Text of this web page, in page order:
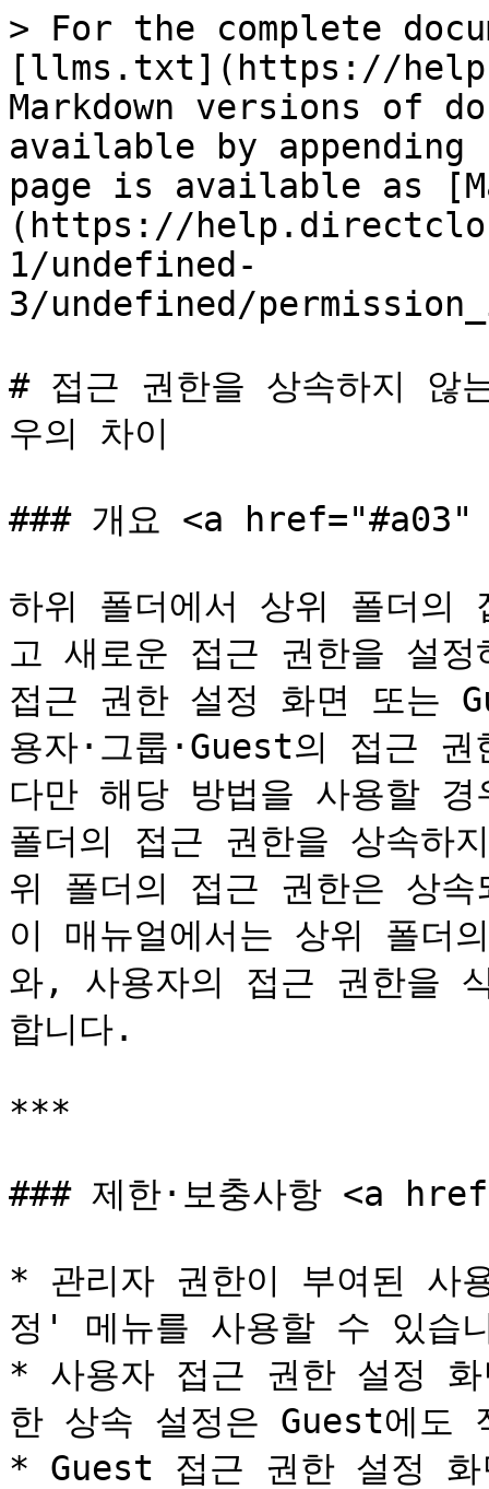
> For the complete
[llms.txt](https://
Markdown versions of
available by
page is available as
(https://
1/undefined-
3/undefined/
# 접근 권한을 상속하지 않
우의 차이
### 개요 <a
하위 폴더에서 상위 폴더의
고 새로운 접근 권한을 설정
접근 권한 설정 화면 또는
용자·그룹·Guest의 접근
다만 해당 방법을 사용할
폴더의 접근 권한을 상속하
위 폴더의 접근 권한은 상
이 매뉴얼에서는 상위 폴더
와, 사용자의 접근 권한을
합니다.
***
### 제한·보충사항 <a
* 관리자 권한이 부여된 사
정' 메뉴를 사용할 수 있습
* 사용자 접근 권한 설정
한 상속 설정은 Guest에도
* Guest 접근 권한 설정 화